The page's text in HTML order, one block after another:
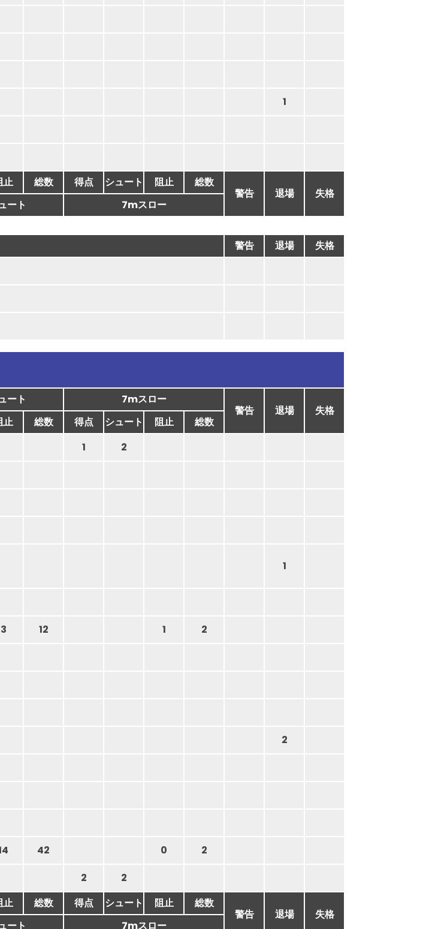
1
止 総数 得点 シュート 阻止
総数
警告
退場
失格
ート
7mスロー
警告 退場
失格
ート
7mスロー
警告
退場
失格
止 総数 得点 シュート 阻止
総数
1
2
1
3 12 1
2
2
42 0
2
2 2
止 総数 得点 シュート 阻止
総数
警告
退場
失格
ート
7mスロー